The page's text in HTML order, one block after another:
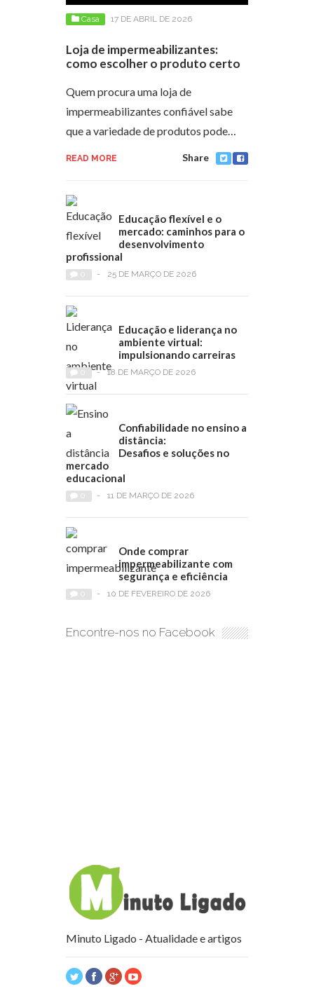
Casa 17 DE ABRIL DE 2026
Loja de impermeabilizantes:
como escolher o produto certo
Quem procura uma loja de
impermeabilizantes confiável sabe
que a variedade de produtos pode…
READ MORE Share
Educação flexível e o
mercado: caminhos para o
desenvolvimento
profissional
- 25 DE MARÇO DE 2026
Educação e liderança no
ambiente virtual:
impulsionando carreiras
- 18 DE MARÇO DE 2026
Confiabilidade no ensino a
distância:
Desafios e soluções no
mercado
educacional
- 11 DE MARÇO DE 2026
Onde comprar
impermeabilizante com
segurança e eficiência
- 10 DE FEVEREIRO DE 2026
Encontre-nos no Facebook
Minuto Ligado - Atualidade e artigos